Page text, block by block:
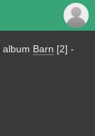
album Barn [2] -